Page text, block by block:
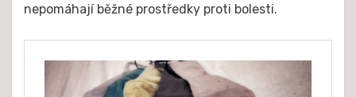
nepomáhají běžné prostředky proti bolesti.